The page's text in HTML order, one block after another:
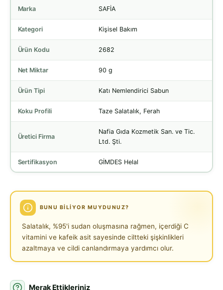
Marka SAFİA
Kategori Kişisel Bakım
Ürün Kodu 2682
Net Miktar 90 g
Ürün Tipi Katı Nemlendirici Sabun
Koku Profili Taze Salatalık, Ferah
Üretici Firma
Nafia Gıda Kozmetik San. ve Tic.
Ltd. Şti.
Sertifikasyon GİMDES Helal
BUNU BILIYOR MUYDUNUZ?
Salatalık, %95'i sudan oluşmasına rağmen, içerdiği C
vitamini ve kafeik asit sayesinde ciltteki şişkinlikleri
azaltmaya ve cildi canlandırmaya yardımcı olur.
Merak Ettikleriniz